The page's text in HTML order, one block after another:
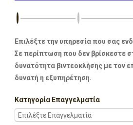
Επιλέξτε την υπηρεσία που σας
Σε περίπτωση που δεν βρίσκεστε
δυνατότητα βιντεοκλήσης με τον
δυνατή η εξυπηρέτηση.
Κατηγορία Επαγγελματία